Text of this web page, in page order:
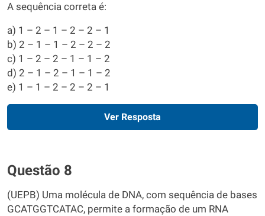
A sequência correta é:
a) 1 – 2 – 1 – 2 – 2 – 1
b) 2 – 1 – 1 – 2 – 2 – 2
c) 1 – 2 – 2 – 1 – 1 – 2
d) 2 – 1 – 2 – 1 – 1 – 2
e) 1 – 1 – 2 – 2 – 2 – 1
Ver Resposta
Questão 8
(UEPB) Uma molécula de DNA, com sequência de bases
GCATGGTCATAC, permite a formação de um RNA